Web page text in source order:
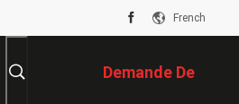
French
Demande De